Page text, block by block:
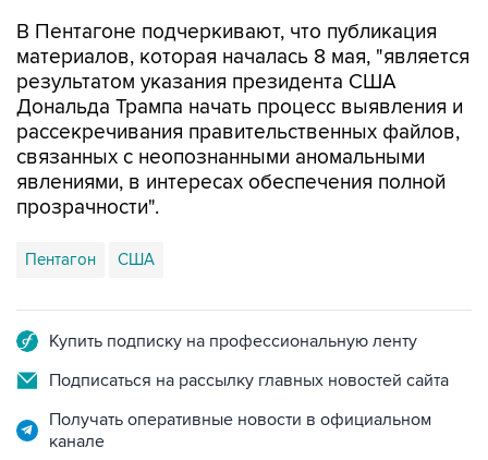
В Пентагоне подчеркивают, что публикация
материалов, которая началась 8 мая, "является
результатом указания президента США
Дональда Трампа начать процесс выявления и
рассекречивания правительственных файлов,
связанных с неопознанными аномальными
явлениями, в интересах обеспечения полной
прозрачности".
Пентагон США
Купить подписку на профессиональную ленту
Подписаться на рассылку главных новостей сайта
Получать оперативные новости в официальном
канале